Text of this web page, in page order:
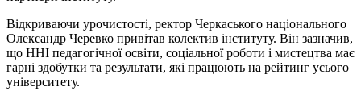
Відкриваючи урочистості, ректор Черкаського національного
Олександр Черевко привітав колектив інституту. Він зазначив,
що ННІ педагогічної освіти, соціальної роботи і мистецтва має
гарні здобутки та результати, які працюють на рейтинг усього
університету.